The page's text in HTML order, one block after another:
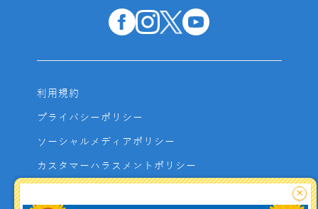
利用規約
プライバシーポリシー
ソーシャルメディアポリシー
カスタマーハラスメントポリシー
×